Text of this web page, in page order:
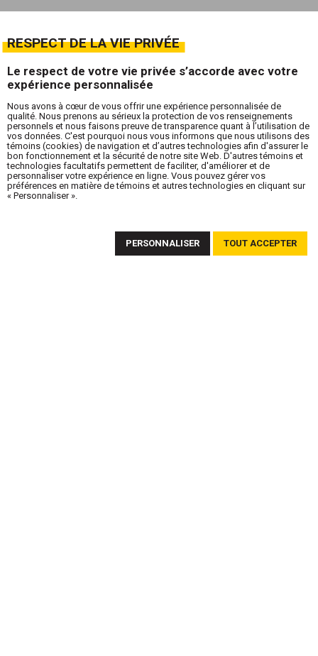
RESPECT DE LA VIE PRIVÉE
Le respect de votre vie privée s’accorde avec votre
expérience personnalisée
Nous avons à cœur de vous offrir une expérience personnalisée de
qualité. Nous prenons au sérieux la protection de vos renseignements
personnels et nous faisons preuve de transparence quant à l’utilisation de
vos données. C'est pourquoi nous vous informons que nous utilisons des
témoins (cookies) de navigation et d’autres technologies afin d'assurer le
bon fonctionnement et la sécurité de notre site Web. D'autres témoins et
technologies facultatifs permettent de faciliter, d'améliorer et de
personnaliser votre expérience en ligne. Vous pouvez gérer vos
préférences en matière de témoins et autres technologies en cliquant sur
« Personnaliser ».